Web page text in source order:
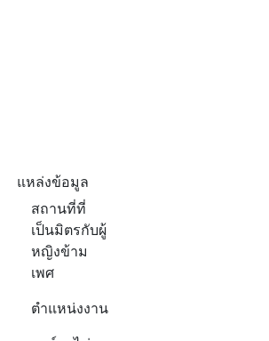
แหล่งข้อมูล
สถานที่ที่
เป็นมิตรกับผู้
หญิงข้าม
เพศ
ตำแหน่งงาน